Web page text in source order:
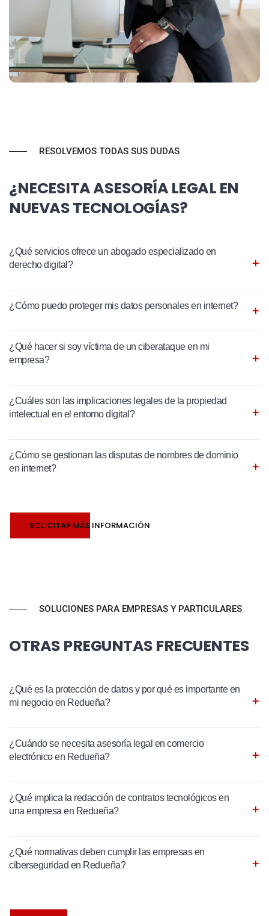
RESOLVEMOS TODAS SUS DUDAS
¿NECESITA ASESORÍA LEGAL EN
NUEVAS TECNOLOGÍAS?
¿Qué servicios ofrece un abogado especializado en
derecho digital?
¿Cómo puedo proteger mis datos personales en internet?
¿Qué hacer si soy víctima de un ciberataque en mi
empresa?
¿Cuáles son las implicaciones legales de la propiedad
intelectual en el entorno digital?
¿Cómo se gestionan las disputas de nombres de dominio
en internet?
SOLICITAR MÁS INFORMACIÓN
SOLUCIONES PARA EMPRESAS Y PARTICULARES
OTRAS PREGUNTAS FRECUENTES
¿Qué es la protección de datos y por qué es importante en
mi negocio en Redueña?
¿Cuándo se necesita asesoría legal en comercio
electrónico en Redueña?
¿Qué implica la redacción de contratos tecnológicos en
una empresa en Redueña?
¿Qué normativas deben cumplir las empresas en
ciberseguridad en Redueña?